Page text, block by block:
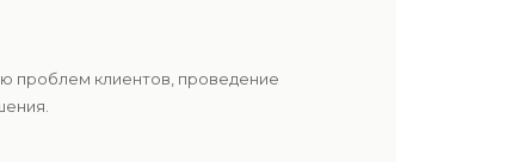
проблем клиентов, проведение